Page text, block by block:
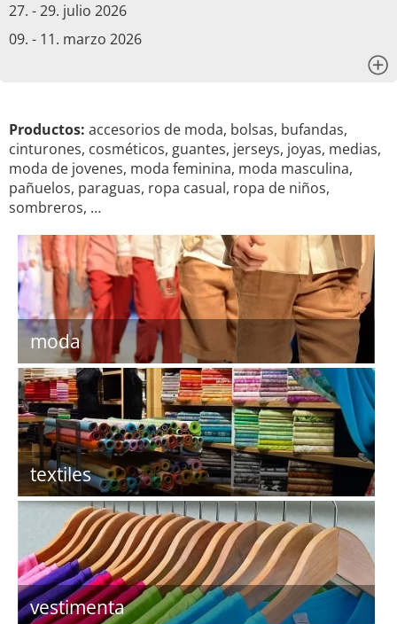
27. - 29. julio 2026
09. - 11. marzo 2026
Productos: accesorios de moda, bolsas, bufandas,
cinturones, cosméticos, guantes, jerseys, joyas, medias,
moda de jovenes, moda feminina, moda masculina,
pañuelos, paraguas, ropa casual, ropa de niños,
sombreros, …
moda
textiles
vestimenta